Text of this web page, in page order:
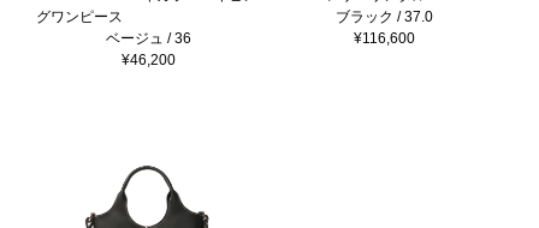
グワンピース
ベージュ / 36
¥46,200
ブラック / 37.0
¥116,600